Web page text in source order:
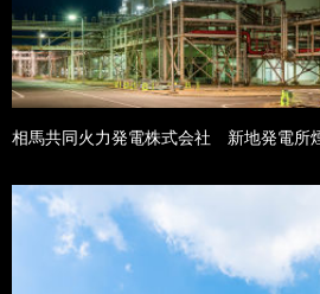
相馬共同火力発電株式会社 新地発電所